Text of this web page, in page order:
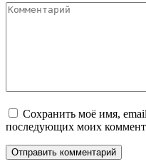
Комментарий
Сохранить моё имя,
последующих моих